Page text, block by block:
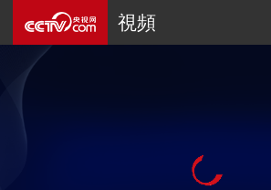
視頻